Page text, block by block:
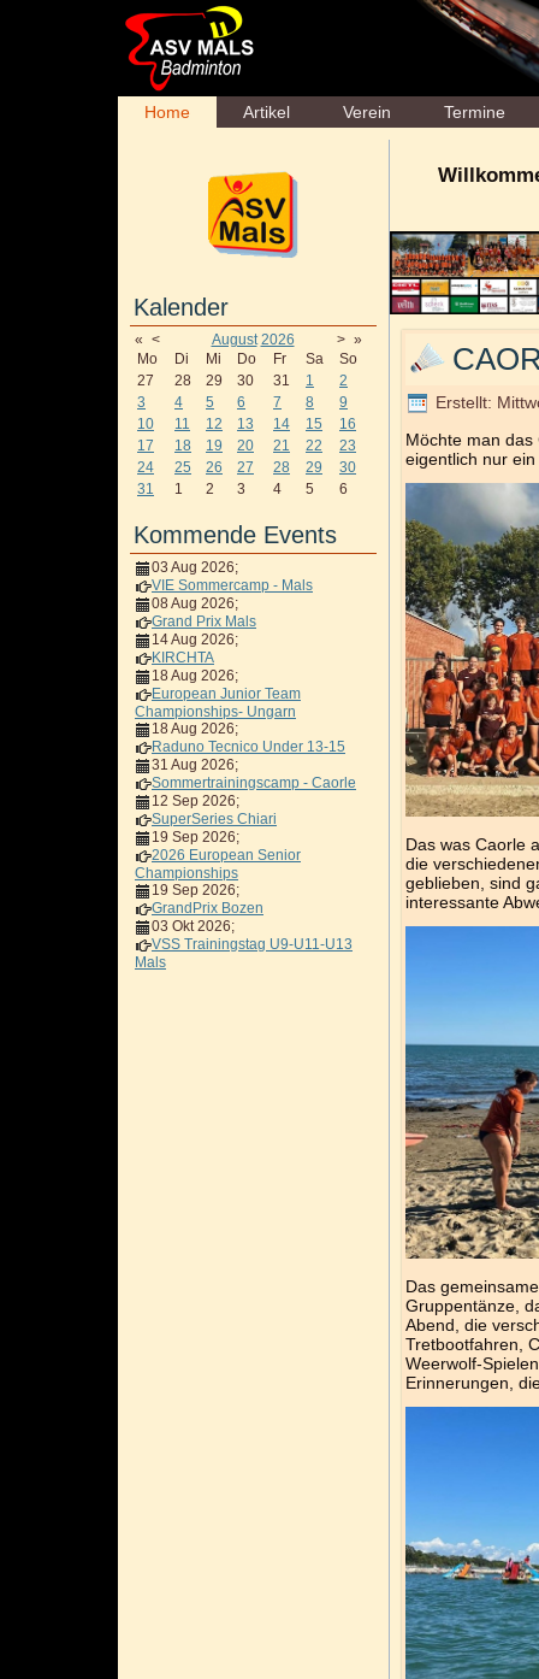
Home Artikel Verein Termine
Kalender
« < August 2026 > »
Mo
Di Mi Do Fr Sa
So
27
28 29 30 31 1
2
3
4 5 6 7 8
9
10
11 12 13 14 15
16
17
18 19 20 21 22
23
24
25 26 27 28 29
30
31
1 2 3 4 5 6
Kommende Events
03 Aug 2026;
VIE Sommercamp - Mals
08 Aug 2026;
Grand Prix Mals
14 Aug 2026;
KIRCHTA
18 Aug 2026;
European Junior Team
Championships- Ungarn
18 Aug 2026;
Raduno Tecnico Under 13-15
31 Aug 2026;
Sommertrainingscamp - Caorle
12 Sep 2026;
SuperSeries Chiari
19 Sep 2026;
2026 European Senior
Championships
19 Sep 2026;
GrandPrix Bozen
03 Okt 2026;
VSS Trainingstag U9-U11-U13
Mals
Erstellt:
Möchte man
eigentlich nur
Das was Caorle
die
geblieben, sind
interessante
Das
Gruppentänze,
Abend, die
Tretbootfahren,
Weerwolf-
Erinnerungen,